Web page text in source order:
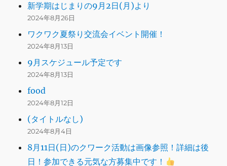
新学期はじまりの9月2日(月)より
2024年8月26日
ワクワク夏祭り交流会イベント開催！
2024年8月13日
9月スケジュール予定です
2024年8月13日
food
2024年8月12日
(タイトルなし)
2024年8月4日
8月11日(日)のクワーク活動は画像参照！詳細は後
日！参加できる元気な方募集中です！